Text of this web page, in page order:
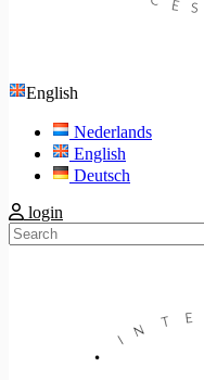
English
Nederlands
English
Deutsch
login